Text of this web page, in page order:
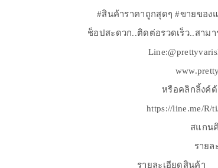
#สินค้าราคาถูกสุดๆ #ขายของ
ช็อปสะดวก..ติดต่อรวดเร็ว..สาม
หรือคลิกลิ้งค์ด้
https://line.me/R/
สแกน